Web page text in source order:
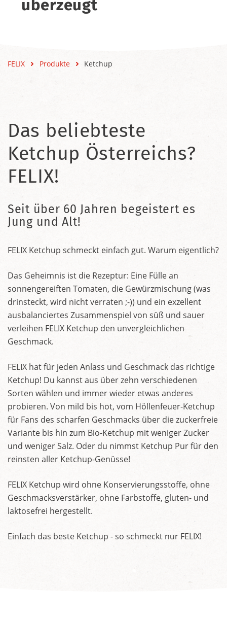
überzeugt
FELIX Produkte Ketchup
Das beliebteste
Ketchup Österreichs?
FELIX!
Seit über 60 Jahren begeistert es
Jung und Alt!
FELIX Ketchup schmeckt einfach gut. Warum eigentlich?
Das Geheimnis ist die Rezeptur: Eine Fülle an
sonnengereiften Tomaten, die Gewürzmischung (was
drinsteckt, wird nicht verraten ;-)) und ein exzellent
ausbalanciertes Zusammenspiel von süß und sauer
verleihen FELIX Ketchup den unvergleichlichen
Geschmack.
FELIX hat für jeden Anlass und Geschmack das richtige
Ketchup! Du kannst aus über zehn verschiedenen
Sorten wählen und immer wieder etwas anderes
probieren. Von mild bis hot, vom Höllenfeuer-Ketchup
für Fans des scharfen Geschmacks über die zuckerfreie
Variante bis hin zum Bio-Ketchup mit weniger Zucker
und weniger Salz. Oder du nimmst Ketchup Pur für den
reinsten aller Ketchup-Genüsse!
FELIX Ketchup wird ohne Konservierungsstoffe, ohne
Geschmacksverstärker, ohne Farbstoffe, gluten- und
laktosefrei hergestellt.
Einfach das beste Ketchup - so schmeckt nur FELIX!